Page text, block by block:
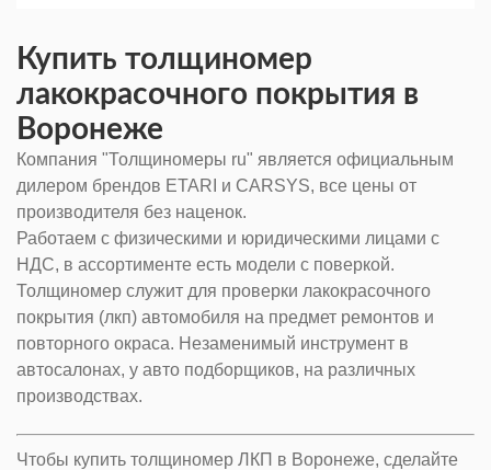
Купить толщиномер
лакокрасочного покрытия в
Воронеже
Компания "Толщиномеры ru" является официальным
дилером брендов ETARI и CARSYS, все цены от
производителя без наценок.
Работаем с физическими и юридическими лицами с
НДС, в ассортименте есть модели с поверкой.
Толщиномер служит для проверки лакокрасочного
покрытия (лкп) автомобиля на предмет ремонтов и
повторного окраса. Незаменимый инструмент в
автосалонах, у авто подборщиков, на различных
производствах.
Чтобы купить толщиномер ЛКП в Воронеже, сделайте